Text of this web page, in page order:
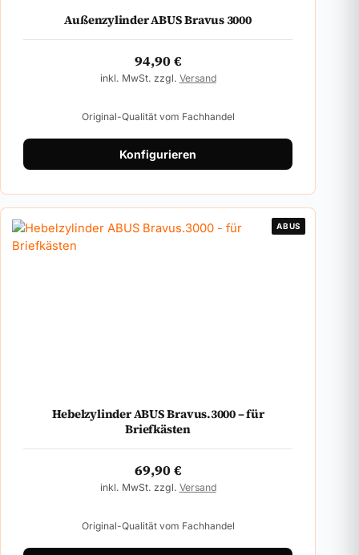
Außenzylinder ABUS Bravus 3000
94,90€
inkl. MwSt. zzgl. Versand
Original-Qualität vom Fachhandel
Konfigurieren
ABUS
Hebelzylinder ABUS Bravus.3000 – für
Briefkästen
69,90€
inkl. MwSt. zzgl. Versand
Original-Qualität vom Fachhandel